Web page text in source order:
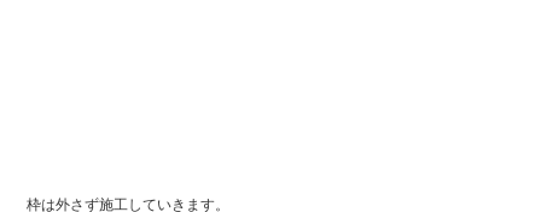
枠は外さず施工していきます。